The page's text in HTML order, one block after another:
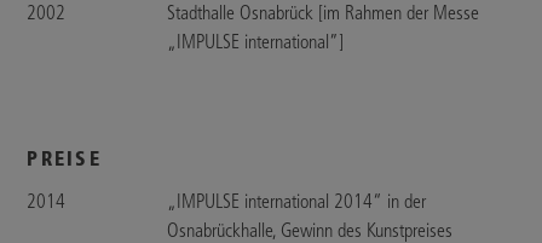
2002
Stadthalle Osnabrück [im Rahmen der Messe
„IMPULSE international”]
PREISE
2014
„IMPULSE international 2014“ in der
Osnabrückhalle, Gewinn des Kunstpreises